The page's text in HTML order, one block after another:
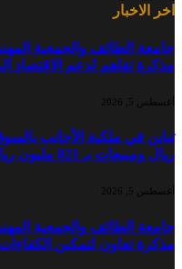
اخر الاخبار
جامعة الطائف والجمعية
مذكرة تفاهم لدعم الاقتصاد
أغسطس 5, 2026
ريال ومبيعات بـ 821 مليون ريال
أغسطس 5, 2026
جامعة الطائف والجمعية
مذكرة تعاون لتمكين